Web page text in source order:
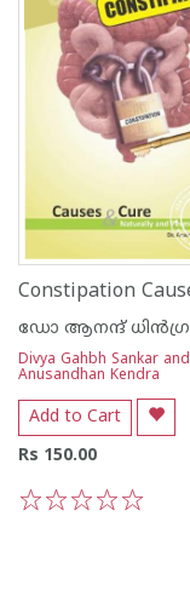
ഡോ ആനന്ദ് ധി‌ന്‍ഗ്ര
Divya Gahbh Sankar and
Anusandhan Kendra
Add to Cart
Rs 150.00